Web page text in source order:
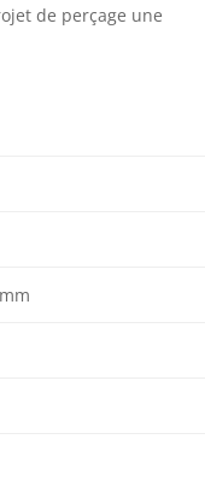
de perçage une